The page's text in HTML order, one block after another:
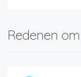
Redenen